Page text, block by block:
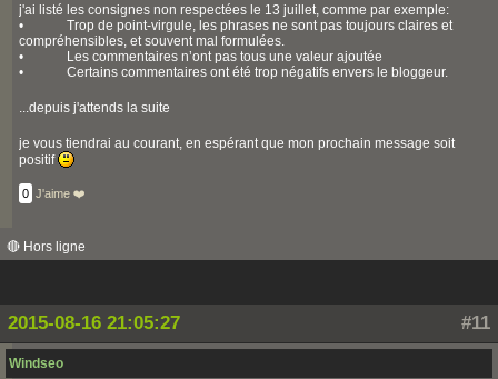
j'ai listé les consignes non respectées le 13 juillet, comme par exemple:
• Trop de point-virgule, les phrases ne sont pas toujours claires et
compréhensibles, et souvent mal formulées.
• Les commentaires n’ont pas tous une valeur ajoutée
• Certains commentaires ont été trop négatifs envers le bloggeur.
...depuis j'attends la suite
je vous tiendrai au courant, en espérant que mon prochain message soit
positif
0 J'aime ❤️
🔴 Hors ligne
#11
2015-08-16 21:05:27
Windseo